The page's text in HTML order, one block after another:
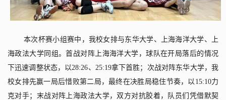
本次杯赛小组赛中，我校女排与东华大学、上海海洋大学、上
海政法大学同组。首战对阵上海海洋大学，球队在开局落后的情况
下迅速调整状态，以 28:26、 25:19拿下首胜；次战对阵东华大学，我
校女排先赢一局后惜败第二局，最终在决胜局稳住节奏，以 15:10力
克对手；末战对阵上海政法大学，双方对抗胶着，队员们凭借默契